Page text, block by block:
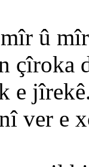
û
çîroka
e
ver e